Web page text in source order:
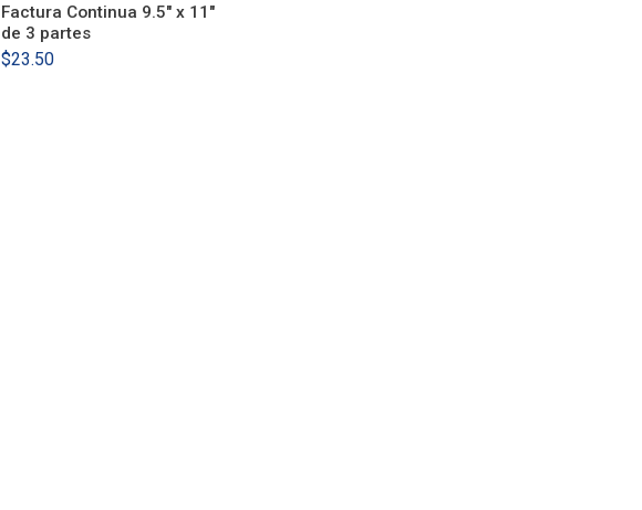
Factura Continua 9.5″ x 11″
de 3 partes
$23.50